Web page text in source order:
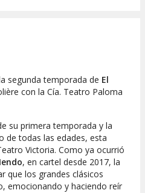
segunda temporada de El
con la Cía. Teatro Paloma
su primera temporada y la
de todas las edades, esta
Victoria. Como ya ocurrió
, en cartel desde 2017, la
que los grandes clásicos
emocionando y haciendo reír